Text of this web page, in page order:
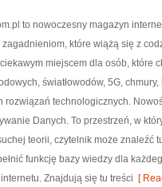
to nowoczesny magazyn
zagadnieniom, które wiążą się z
miejscem dla osób, które
światłowodów, 5G,
rozwiązań technologicznych.
Danych. To przestrzeń, w
teorii, czytelnik może znaleźć
funkcję bazy wiedzy dla
Znajdują się tu treści [